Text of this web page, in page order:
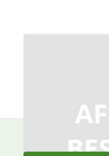
OUD - VE.GT24S
besteld,